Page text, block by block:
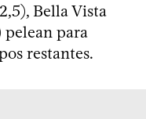
Bella Vista
pelean para
restantes.